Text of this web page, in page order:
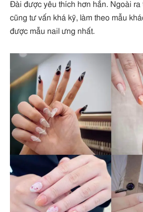
Đài được yêu thích hơn hẳn. Ngoài ra
cũng tư vấn khá kỹ, làm theo mẫu
được mẫu nail ưng nhất.